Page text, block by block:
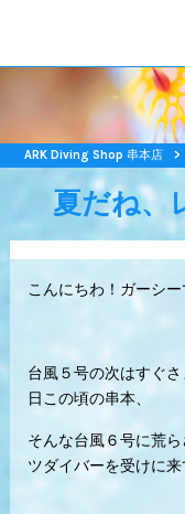
ARK Diving Shop 串本店 >
夏だね、
こんにちわ！ガーシー
台風５号の次はすぐ
日この頃の串本、
そんな台風６号に荒
ツダイバーを受けに来